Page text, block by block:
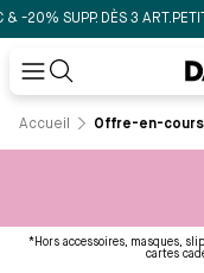
ART.PETITS PRIX DÈS 12€ &
Accueil Offre-en-cours
*Hors accessoires, masques,
cartes